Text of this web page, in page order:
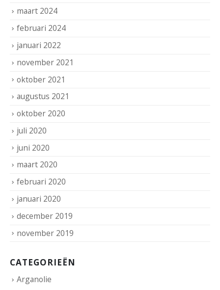
maart 2024
februari 2024
januari 2022
november 2021
oktober 2021
augustus 2021
oktober 2020
juli 2020
juni 2020
maart 2020
februari 2020
januari 2020
december 2019
november 2019
CATEGORIEËN
Arganolie